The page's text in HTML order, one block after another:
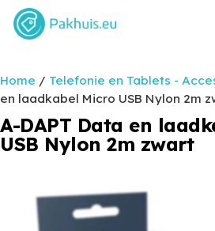
Home / Telefonie en Tablets -
en laadkabel Micro USB Nylon 2m
A-DAPT Data en
USB Nylon 2m zwart